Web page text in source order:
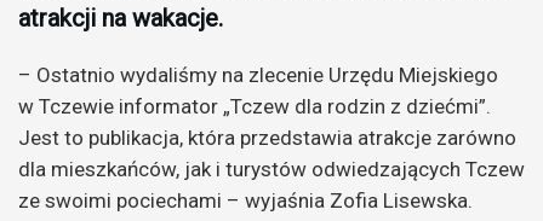
atrakcji na wakacje.
– Ostatnio wydaliśmy na zlecenie Urzędu Miejskiego
w Tczewie informator „Tczew dla rodzin z dziećmi”.
Jest to publikacja, która przedstawia atrakcje zarówno
dla mieszkańców, jak i turystów odwiedzających Tczew
ze swoimi pociechami – wyjaśnia Zofia Lisewska.